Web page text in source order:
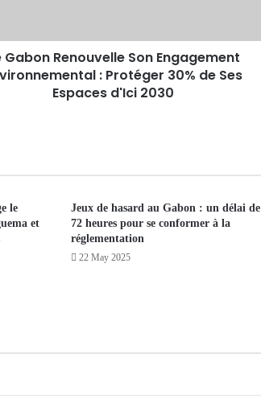
Gabon Renouvelle Son Engagement
: Protéger 30% de Ses
Espaces d'Ici 2030
le
et
Jeux de hasard au Gabon : un délai de
72 heures pour se conformer à la
réglementation
22 May 2025